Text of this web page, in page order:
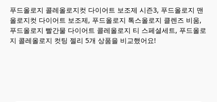
푸드올로지 콜레올로지컷 다이어트 보조제 시즌3, 푸드올로지 맨
올로지컷 다이어트 보조제, 푸드올로지 톡스올로지 클렌즈 비움,
푸드올로지 빨간물 다이어트 콜레올로지 티 스페셜세트, 푸드올로
지 콜레올로지 컷팅 젤리 5개 상품을 비교했어요!